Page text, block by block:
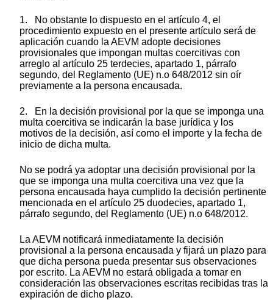
1. No obstante lo dispuesto en el artículo 4, el
procedimiento expuesto en el presente artículo será de
aplicación cuando la AEVM adopte decisiones
provisionales que impongan multas coercitivas con
arreglo al artículo 25 terdecies, apartado 1, párrafo
segundo, del Reglamento (UE) n.o 648/2012 sin oír
previamente a la persona encausada.
2. En la decisión provisional por la que se imponga una
multa coercitiva se indicarán la base jurídica y los
motivos de la decisión, así como el importe y la fecha de
inicio de dicha multa.
No se podrá ya adoptar una decisión provisional por la
que se imponga una multa coercitiva una vez que la
persona encausada haya cumplido la decisión pertinente
mencionada en el artículo 25 duodecies, apartado 1,
párrafo segundo, del Reglamento (UE) n.o 648/2012.
La AEVM notificará inmediatamente la decisión
provisional a la persona encausada y fijará un plazo para
que dicha persona pueda presentar sus observaciones
por escrito. La AEVM no estará obligada a tomar en
consideración las observaciones escritas recibidas tras la
expiración de dicho plazo.